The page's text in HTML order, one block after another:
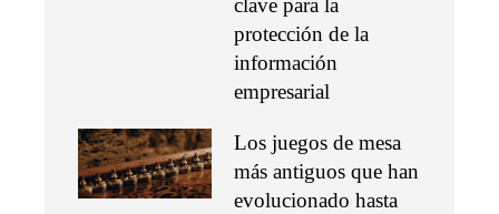
clave para la
protección de la
información
empresarial
Los juegos de mesa
más antiguos que han
evolucionado hasta